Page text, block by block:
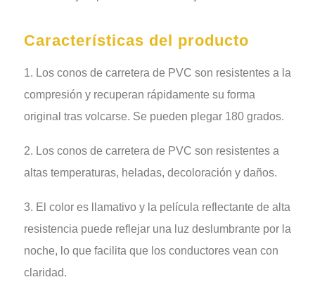
Características del producto
1. Los conos de carretera de PVC son resistentes a la
compresión y recuperan rápidamente su forma
original tras volcarse. Se pueden plegar 180 grados.
2. Los conos de carretera de PVC son resistentes a
altas temperaturas, heladas, decoloración y daños.
3. El color es llamativo y la película reflectante de alta
resistencia puede reflejar una luz deslumbrante por la
noche, lo que facilita que los conductores vean con
claridad.